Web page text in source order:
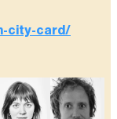
city-card/